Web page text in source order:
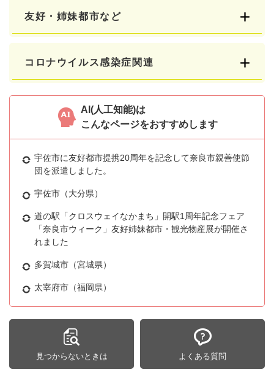
友好・姉妹都市など
コロナウイルス感染症関連
AI(人工知能)は
こんなページをおすすめします
宇佐市に友好都市提携20周年を記念して奈良市親善使節
団を派遣しました。
宇佐市（大分県）
道の駅「クロスウェイなかまち」開駅1周年記念フェア
「奈良市ウィーク」友好姉妹都市・観光物産展が開催さ
れました
多賀城市（宮城県）
太宰府市（福岡県）
見つからないときは よくある質問